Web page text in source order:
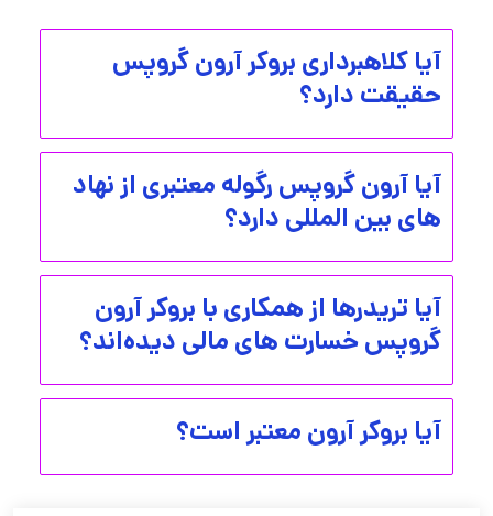
آیا کلاهبرداری بروکر آرون گروپس
حقیقت دارد؟
آیا آرون گروپس رگوله معتبری از نهاد
های بین المللی دارد؟
آیا تریدرها از همکاری با بروکر آرون
گروپس خسارت‌ های مالی دیده‌اند؟
آیا بروکر آرون معتبر است؟